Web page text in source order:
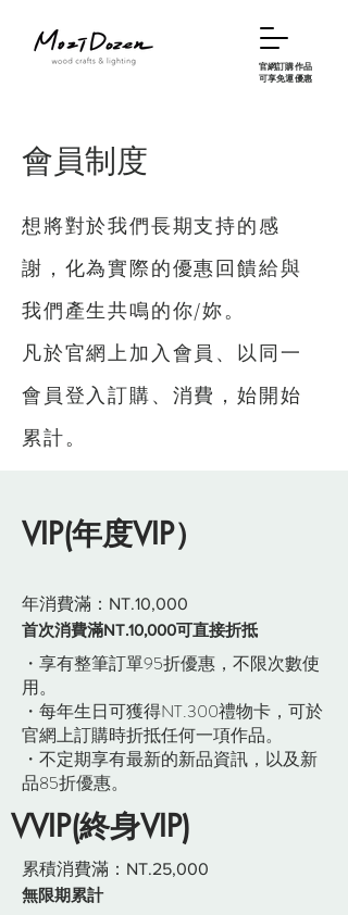
官網訂購作品
可享免運優惠
會員制度
想將對於我們長期支持的感
謝，化為實際的優惠回饋給與
我們產生共鳴的你/妳。
凡於官網上加入會員、以同一
會員登入訂購、消費，始開始
累計。
VIP(年度VIP）
年消費滿：NT.10,000
首次消費滿NT.10,000可直接折抵
・享有整筆訂單95折優惠，不限次數使
用。
・每年生日可獲得NT.300禮物卡，可於
官網上訂購時折抵任何一項作品。
・不定期享有最新的新品資訊，以及新
品85折優惠。
VVIP(終身VIP)
累積消費滿：NT.25,000
無限期累計